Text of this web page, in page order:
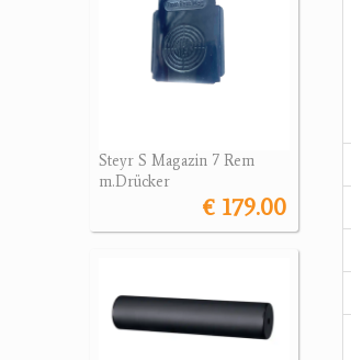
Steyr S Magazin 7 Rem
m.Drücker
€ 179.00